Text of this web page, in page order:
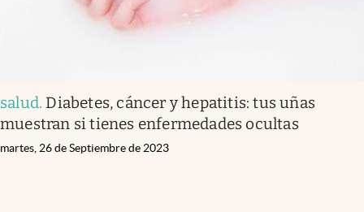
salud. Diabetes, cáncer y hepatitis: tus uñas
muestran si tienes enfermedades ocultas
martes, 26 de Septiembre de 2023